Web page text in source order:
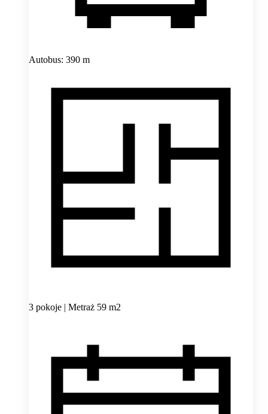
Autobus: 390 m
3 pokoje | Metraż 59 m2